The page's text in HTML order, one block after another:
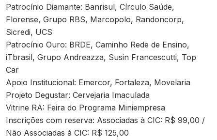
Patrocínio Diamante: Banrisul, Círculo Saúde,
Florense, Grupo RBS, Marcopolo, Randoncorp,
Sicredi, UCS
Patrocínio Ouro: BRDE, Caminho Rede de Ensino,
iTbrasil, Grupo Andreazza, Susin Francescutti, Top
Car
Apoio Institucional: Emercor, Fortaleza, Movelaria
Projeto Degustar: Cervejaria Imaculada
Vitrine RA: Feira do Programa Miniempresa
Inscrições com reserva: Associadas à CIC: R$ 99,00 /
Não Associadas à CIC: R$ 125,00